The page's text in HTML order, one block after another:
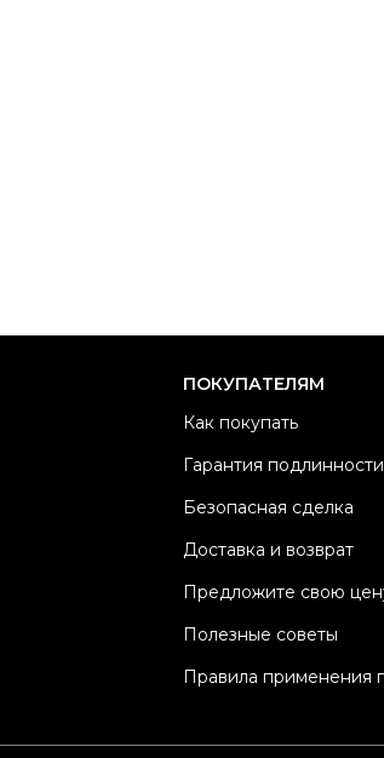
ПОКУПАТЕЛЯМ
Как покупать
Гарантия подлинности
Безопасная сделка
Доставка и возврат
Предложите свою
Полезные советы
Правила применения